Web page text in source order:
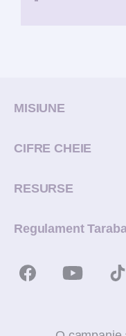
MISIUNE
CIFRE CHEIE
RESURSE
Regulament